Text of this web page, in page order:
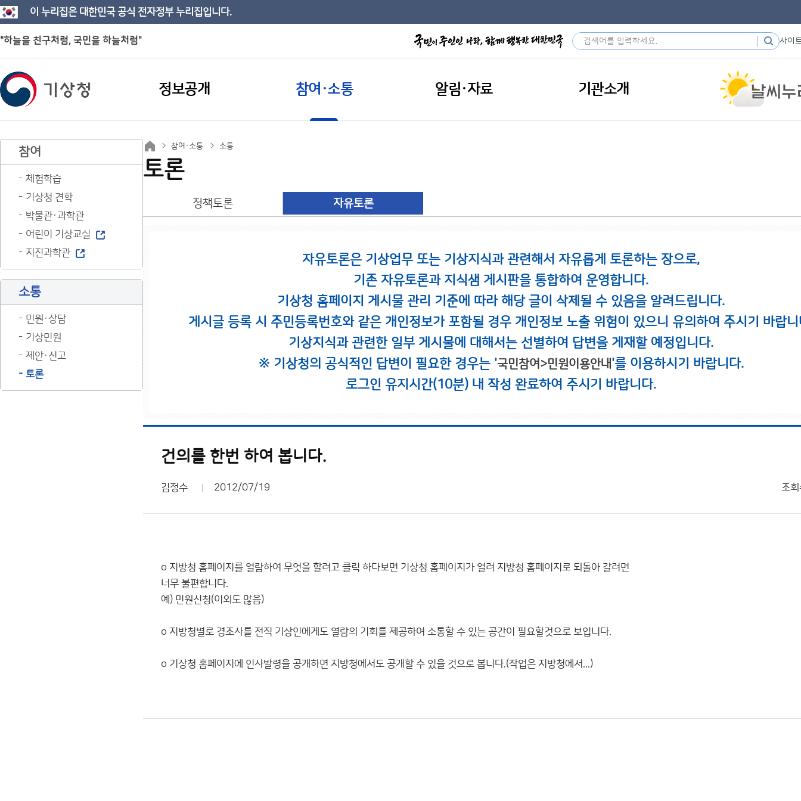
이 누리집은 대한민국 공식 전자정부 누리집입니다.
"하늘을 친구처럼, 국민을 하늘처럼" 사이
정보공개 참여·소통 알림·자료 기관소개
참여
체험학습
기상청 견학
박물관·과학관
어린이 기상교실
지진과학관
소통
민원·상담
기상민원
제안·신고
토론
참여·소통 소통
토론
정책토론 자유토론
자유토론은 기상업무 또는 기상지식과 관련해서 자유롭게 토론하는 장으로,
기존 자유토론과 지식샘 게시판을 통합하여 운영합니다.
기상청 홈페이지 게시물 관리 기준에 따라 해당 글이 삭제될 수 있음을 알려드립니다.
게시글 등록 시 주민등록번호와 같은 개인정보가 포함될 경우 개인정보 노출 위험이 있으니 유의하여 주시기 바랍니
기상지식과 관련한 일부 게시물에 대해서는 선별하여 답변을 게재할 예정입니다.
※ 기상청의 공식적인 답변이 필요한 경우는 '국민참여>민원이용안내'를 이용하시기 바랍니다.
로그인 유지시간(10분) 내 작성 완료하여 주시기 바랍니다.
건의를 한번 하여 봅니다.
김정수 2012/07/19 조회
o 지방청 홈페이지를 열람하여 무엇을 할려고 클릭 하다보면 기상청 홈페이지가 열려 지방청 홈페이지로 되돌아 갈려면
너무 불편합니다.
예) 민원신청(이외도 많음)
o 지방청별로 경조사를 전직 기상인에게도 열람의 기회를 제공하여 소통할 수 있는 공간이 필요할것으로 보입니다.
o 기상청 홈페이지에 인사발령을 공개하면 지방청에서도 공개할 수 있을 것으로 봅니다.(작업은 지방청에서...)